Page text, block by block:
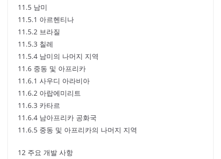
11.5 남미
11.5.1 아르헨티나
11.5.2 브라질
11.5.3 칠레
11.5.4 남미의 나머지 지역
11.6 중동 및 아프리카
11.6.1 사우디 아라비아
11.6.2 아랍에미리트
11.6.3 카타르
11.6.4 남아프리카 공화국
11.6.5 중동 및 아프리카의 나머지 지역
12 주요 개발 사항